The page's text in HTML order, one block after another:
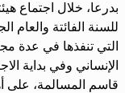
بدرعا، خلال اجتماع
للسنة الفائتة والعام
التي تنفذها في عدة
الإنساني وفي بداية
قاسم المسالمة، على